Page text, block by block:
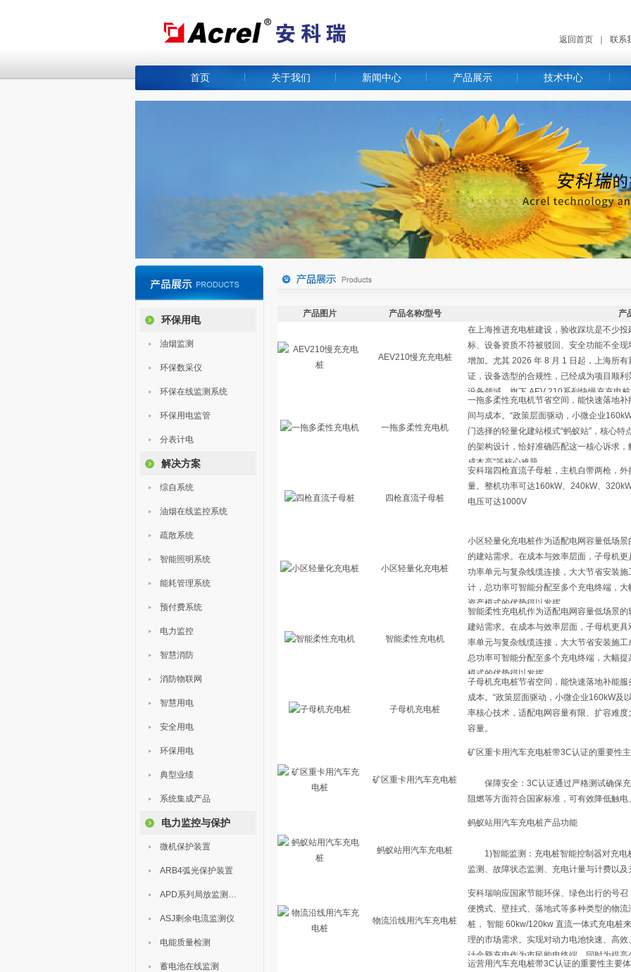
返回首页 联系
首页 关于我们 新闻中心 产品展示 技术中心
环保用电
油烟监测
环保数采仪
环保在线监测系统
环保用电监管
分表计电
解决方案
综自系统
油烟在线监控系统
疏散系统
智能照明系统
能耗管理系统
预付费系统
电力监控
智慧消防
消防物联网
智慧用电
安全用电
环保用电
典型业绩
系统集成产品
电力监控与保护
微机保护装置
ARB4弧光保护装置
APD系列局放监测装置
ASJ剩余电流监测仪
电能质量检测
蓄电池在线监测
产品图片 产品名称/型号 产
AEV210慢充充电桩
一拖多柔性充电机
四枪直流子母桩
小区轻量化充电桩
智能柔性充电机
子母机充电桩
矿区重卡用汽车充电桩
蚂蚁站用汽车充电桩
物流沿线用汽车充电桩